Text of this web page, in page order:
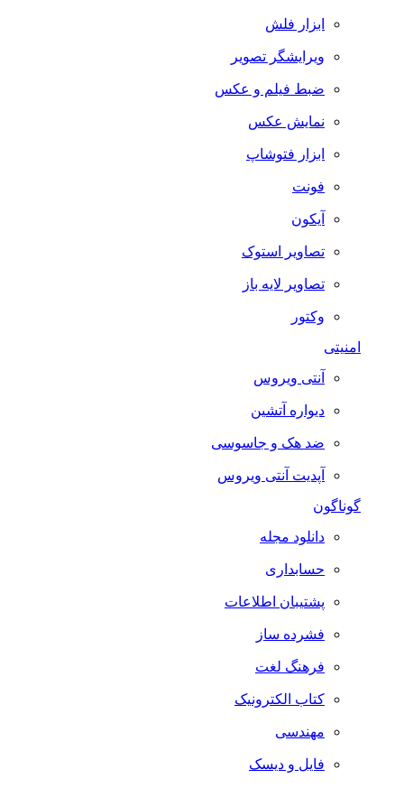
ابزار فلش
ویرایشگر تصویر
ضبط فيلم و عكس
نمایش عکس
ابزار فتوشاپ
فونت
آیکون
تصاویر استوک
تصاویر لایه باز
وکتور
امنیتی
آنتی ویروس
دیواره آتشین
ضد هک و جاسوسی
آپدیت آنتی ویروس
گوناگون
دانلود مجله
حسابداری
پشتیبان اطلاعات
فشرده ساز
فرهنگ لغت
کتاب الکترونیک
مهندسی
فایل و دیسک